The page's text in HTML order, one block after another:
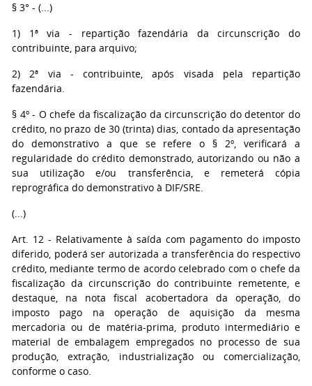
§ 3° - (...)
1) 1ª via - repartição fazendária da circunscrição do
contribuinte, para arquivo;
2) 2ª via - contribuinte, após visada pela repartição
fazendária.
§ 4º - O chefe da fiscalização da circunscrição do detentor do
crédito, no prazo de 30 (trinta) dias, contado da apresentação
do demonstrativo a que se refere o § 2º, verificará a
regularidade do crédito demonstrado, autorizando ou não a
sua utilização e/ou transferência, e remeterá cópia
reprográfica do demonstrativo à DIF/SRE.
(...)
Art. 12 - Relativamente à saída com pagamento do imposto
diferido, poderá ser autorizada a transferência do respectivo
crédito, mediante termo de acordo celebrado com o chefe da
fiscalização da circunscrição do contribuinte remetente, e
destaque, na nota fiscal acobertadora da operação, do
imposto pago na operação de aquisição da mesma
mercadoria ou de matéria-prima, produto intermediário e
material de embalagem empregados no processo de sua
produção, extração, industrialização ou comercialização,
conforme o caso.